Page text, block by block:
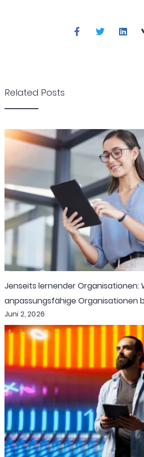
Related Posts
Jenseits lernender Organisationen:
anpassungsfähige Organisationen
Juni 2, 2026